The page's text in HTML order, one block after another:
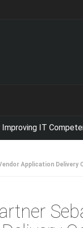
IT Competencies,
Application Delivery